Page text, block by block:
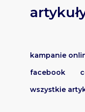
kampanie
facebook
wszystkie